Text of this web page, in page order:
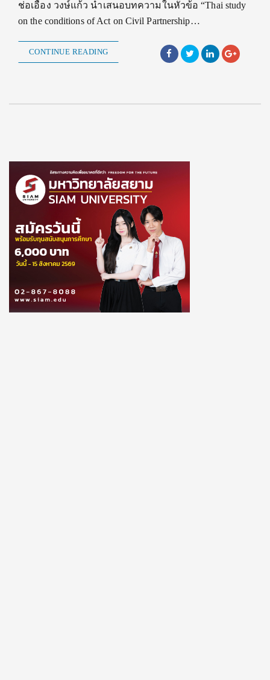
ช่อเอื้อง วงษ์แก้ว นำเสนอบทความในหัวข้อ “Thai study
on the conditions of Act on Civil Partnership…
CONTINUE READING